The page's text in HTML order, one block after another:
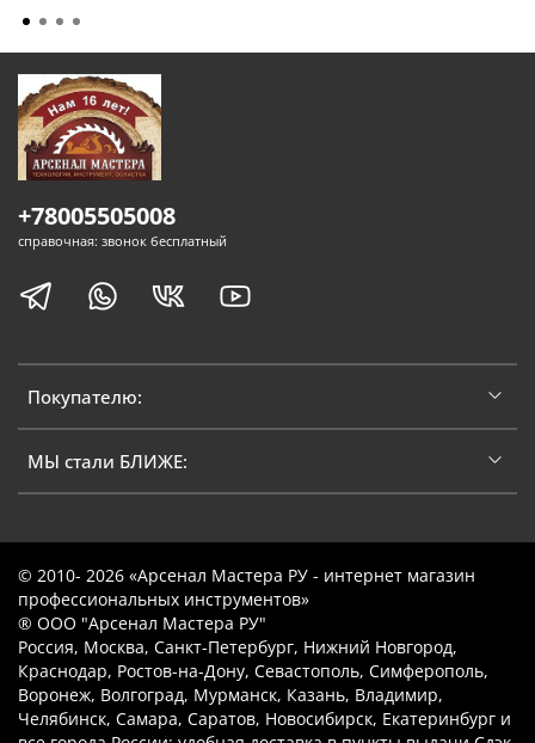
Покупателю:
МЫ стали БЛИЖЕ:
+78005505008
справочная: звонок бесплатный
© 2010- 2026 «Арсенал Мастера РУ - интернет магазин
профессиональных инструментов»
® ООО "Арсенал Мастера РУ"
Россия, Москва, Санкт-Петербург, Нижний Новгород,
Краснодар, Ростов-на-Дону, Севастополь, Симферополь,
Воронеж, Волгоград, Мурманск, Казань, Владимир,
Челябинск, Самара, Саратов, Новосибирск, Екатеринбург и